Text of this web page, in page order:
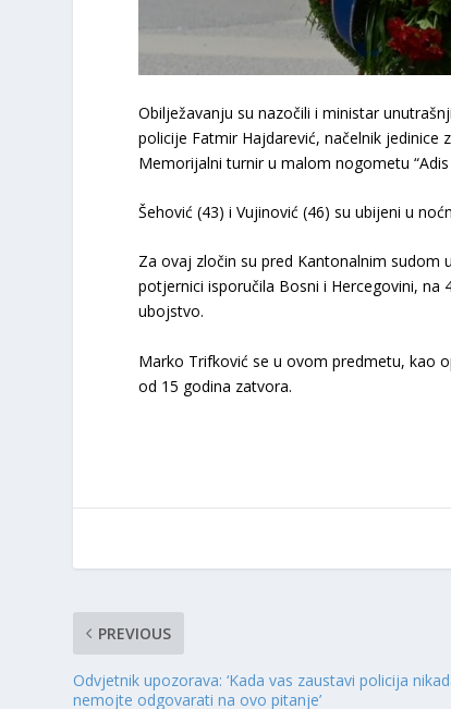
Obilježavanju su nazočili i ministar
policije Fatmir Hajdarević, načelnik jedinice
Memorijalni turnir u malom nogometu
Šehović (43) i Vujinović (46) su ubijeni u
Za ovaj zločin su pred Kantonalnim sudom
potjernici isporučila Bosni i Hercegovini, na
ubojstvo.
Marko Trifković se u ovom predmetu, kao
od 15 godina zatvora.
PREVIOUS
Odvjetnik upozorava: ‘Kada vas zaustavi policija
nemojte odgovarati na ovo pitanje’